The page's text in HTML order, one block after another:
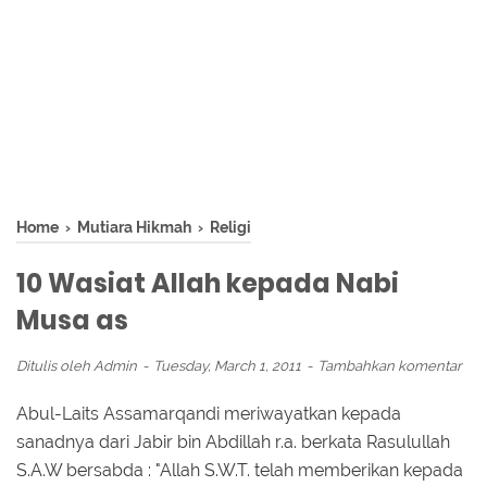
Home › Mutiara Hikmah › Religi
10 Wasiat Allah kepada Nabi
Musa as
Ditulis oleh Admin Tuesday, March 1, 2011 Tambahkan komentar
Abul-Laits Assamarqandi meriwayatkan kepada
sanadnya dari Jabir bin Abdillah r.a. berkata Rasulullah
S.A.W bersabda : "Allah S.W.T. telah memberikan kepada